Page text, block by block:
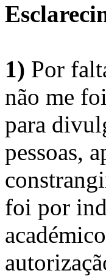
1) Por
não me
para
pessoas,
foi por